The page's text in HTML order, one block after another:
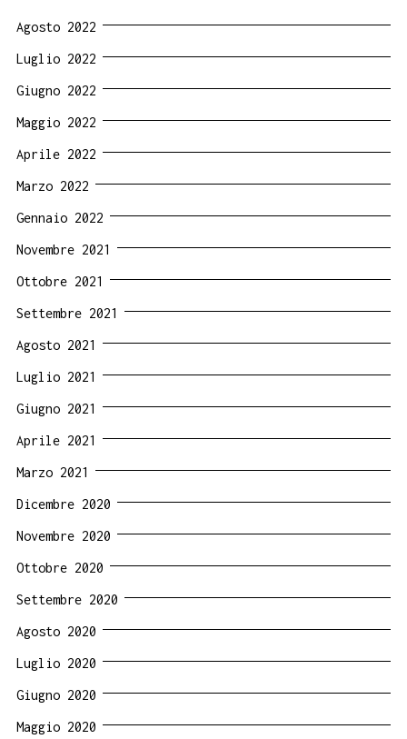
Agosto 2022
Luglio 2022
Giugno 2022
Maggio 2022
Aprile 2022
Marzo 2022
Gennaio 2022
Novembre 2021
Ottobre 2021
Settembre 2021
Agosto 2021
Luglio 2021
Giugno 2021
Aprile 2021
Marzo 2021
Dicembre 2020
Novembre 2020
Ottobre 2020
Settembre 2020
Agosto 2020
Luglio 2020
Giugno 2020
Maggio 2020